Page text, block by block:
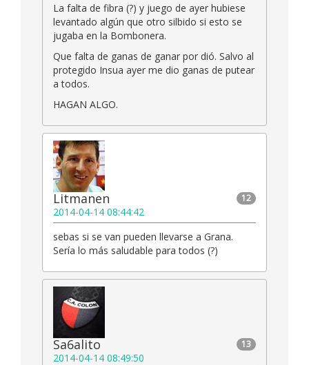
La falta de fibra (?) y juego de ayer hubiese
levantado algún que otro silbido si esto se
jugaba en la Bombonera.
Que falta de ganas de ganar por dió. Salvo al
protegido Insua ayer me dio ganas de putear
a todos.
HAGAN ALGO.
12
Litmanen
2014-04-14 08:44:42
sebas si se van pueden llevarse a Grana.
Sería lo más saludable para todos (?)
13
Sa6alito
2014-04-14 08:49:50